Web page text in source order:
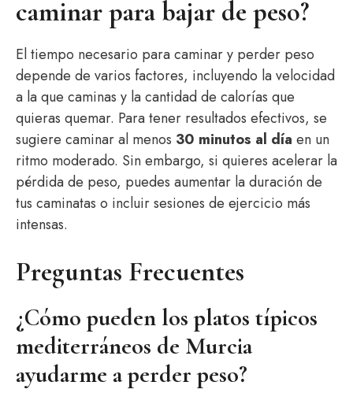
caminar para bajar de peso?
El tiempo necesario para caminar y perder peso
depende de varios factores, incluyendo la velocidad
a la que caminas y la cantidad de calorías que
quieras quemar. Para tener resultados efectivos, se
sugiere caminar al menos 30 minutos al día en un
ritmo moderado. Sin embargo, si quieres acelerar la
pérdida de peso, puedes aumentar la duración de
tus caminatas o incluir sesiones de ejercicio más
intensas.
Preguntas Frecuentes
¿Cómo pueden los platos típicos
mediterráneos de Murcia
ayudarme a perder peso?